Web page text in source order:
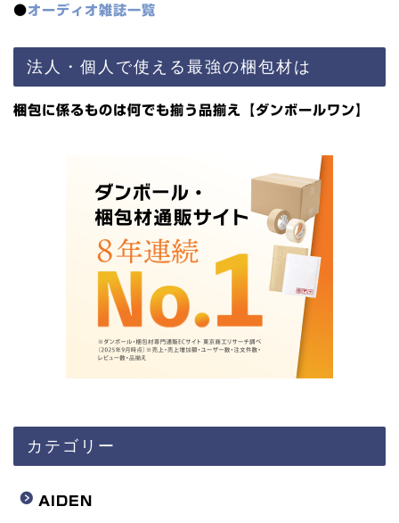
●オーディオ雑誌一覧
法人・個人で使える最強の梱包材は
梱包に係るものは何でも揃う品揃え【ダンボールワン】
カテゴリー
AIDEN